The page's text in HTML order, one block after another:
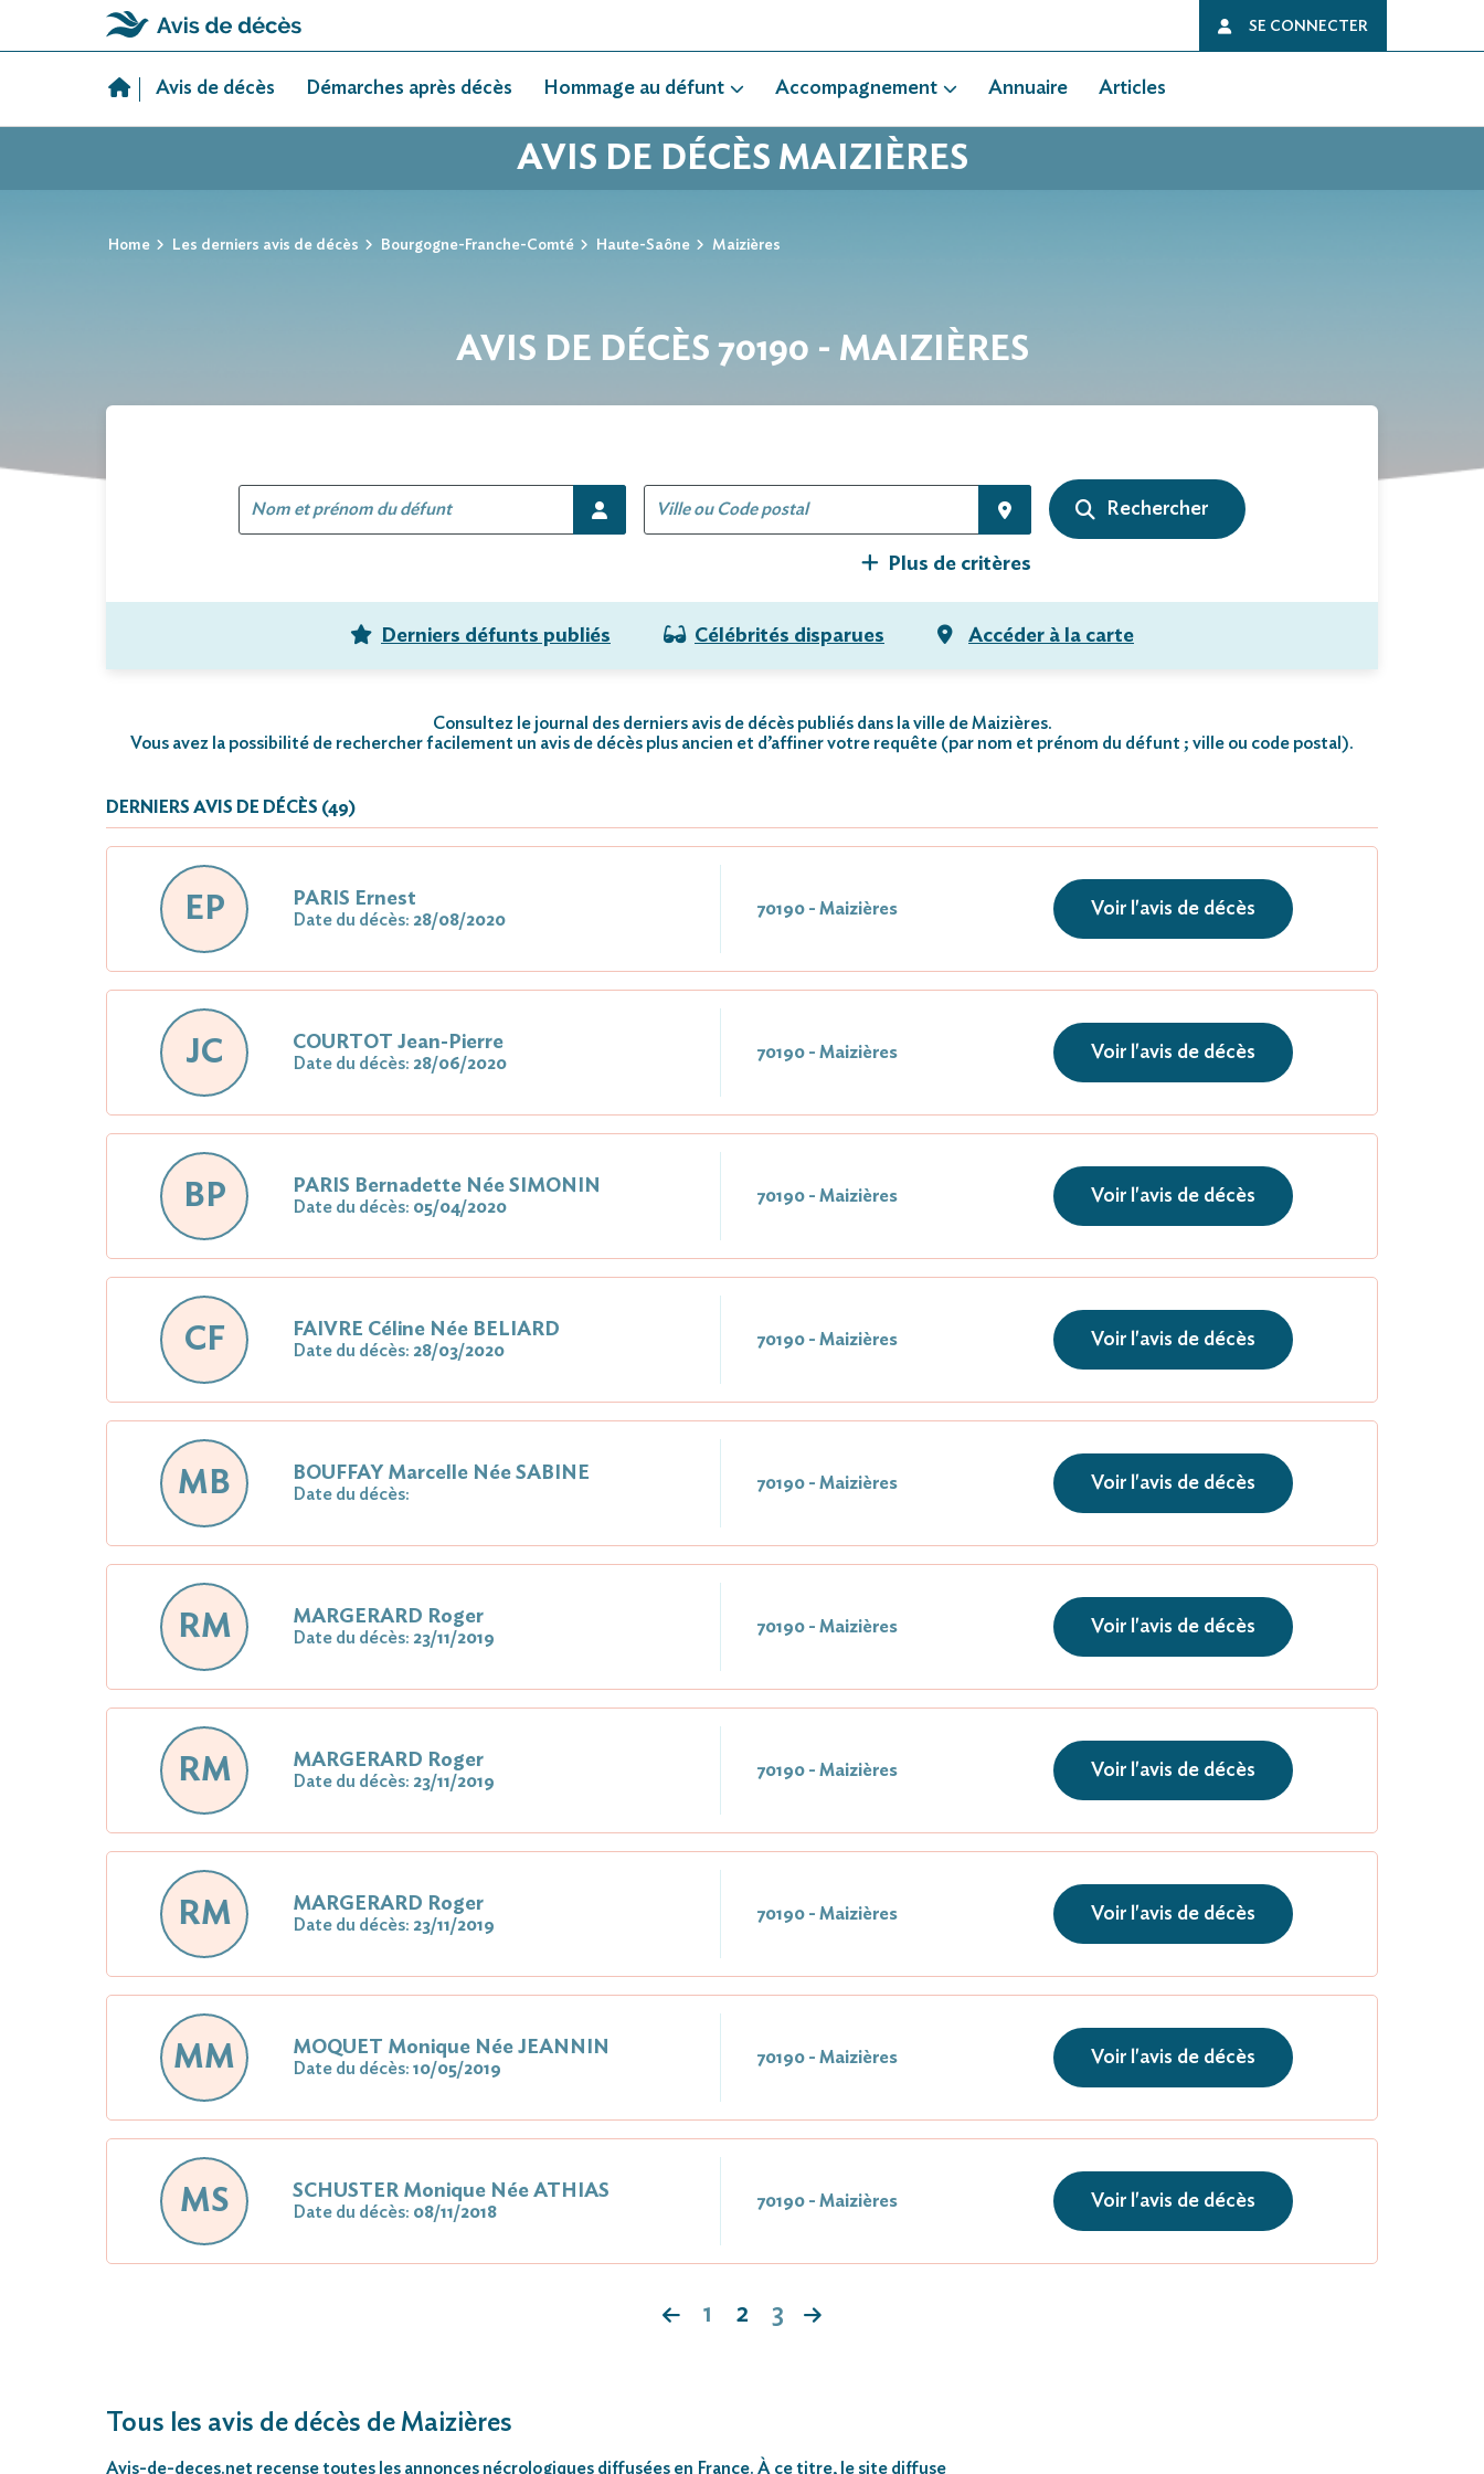
SE CONNECTER
Avis de décès Démarches après décès Hommage au défunt Accompagnement Annuaire Articles
AVIS DE DÉCÈS MAIZIÈRES
Home Les derniers avis de décès Bourgogne-Franche-Comté Haute-Saône Maizières
AVIS DE DÉCÈS 70190 - MAIZIÈRES
Plus de critères
Derniers défunts publiés Célébrités disparues Accéder à la carte
Consultez le journal des derniers avis de décès publiés dans la ville de Maizières.
Vous avez la possibilité de rechercher facilement un avis de décès plus ancien et d’affiner votre requête (par nom et prénom du défunt ; ville ou code postal).
DERNIERS AVIS DE DÉCÈS (49)
EP PARIS Ernest
Date du décès: 28/08/2020
70190 - Maizières Voir l'avis de décès
JC COURTOT Jean-Pierre
Date du décès: 28/06/2020
70190 - Maizières Voir l'avis de décès
BP PARIS Bernadette Née SIMONIN
Date du décès: 05/04/2020
70190 - Maizières Voir l'avis de décès
CF FAIVRE Céline Née BELIARD
Date du décès: 28/03/2020
70190 - Maizières Voir l'avis de décès
MB BOUFFAY Marcelle Née SABINE
Date du décès:
70190 - Maizières Voir l'avis de décès
RM MARGERARD Roger
Date du décès: 23/11/2019
70190 - Maizières Voir l'avis de décès
RM MARGERARD Roger
Date du décès: 23/11/2019
70190 - Maizières Voir l'avis de décès
RM MARGERARD Roger
Date du décès: 23/11/2019
70190 - Maizières Voir l'avis de décès
MM MOQUET Monique Née JEANNIN
Date du décès: 10/05/2019
70190 - Maizières Voir l'avis de décès
MS SCHUSTER Monique Née ATHIAS
Date du décès: 08/11/2018
70190 - Maizières Voir l'avis de décès
1 2 3
Tous les avis de décès de Maizières
Avis-de-deces.net recense toutes les annonces nécrologiques diffusées en France. À ce titre, le site diffuse